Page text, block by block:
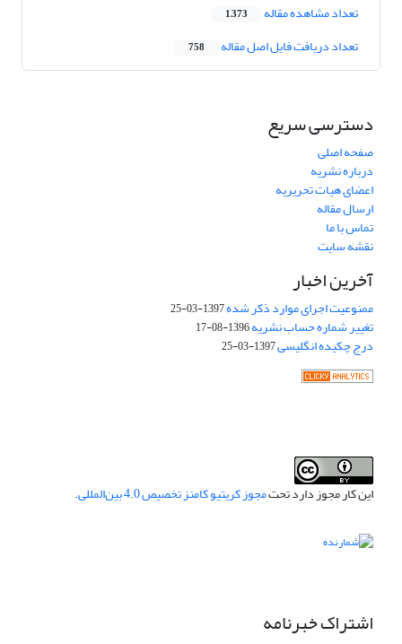
تعداد مشاهده مقاله 1,373
تعداد دریافت فایل اصل مقاله 758
دسترسی سریع
صفحه اصلی
درباره نشریه
اعضای هیات تحریریه
ارسال مقاله
تماس با ما
نقشه سایت
آخرین اخبار
ممنوعیت اجرای موارد ذکر شده1397-03-25
تغییر شماره حساب نشریه1396-08-17
درج چکیده انگلیسی1397-03-25
این کار مجوز دارد تحتمجوز کریتیو کامنز تخصیص 4.0 بین‌المللی .
اشتراک خبرنامه